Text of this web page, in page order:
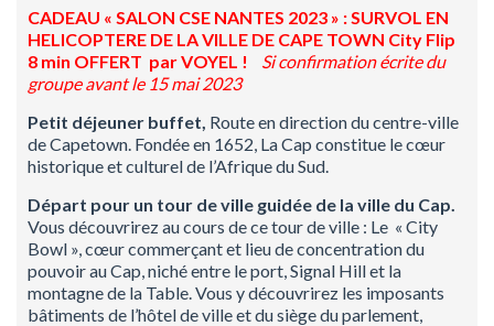
CADEAU « SALON CSE NANTES 2023 » : SURVOL EN
HELICOPTERE DE LA VILLE DE CAPE TOWN City Flip
8 min OFFERT par VOYEL ! Si confirmation écrite du
groupe avant le 15 mai 2023
Petit déjeuner buffet, Route en direction du centre-ville
de Capetown. Fondée en 1652, La Cap constitue le cœur
historique et culturel de l’Afrique du Sud.
Départ pour un tour de ville guidée de la ville du Cap.
Vous découvrirez au cours de ce tour de ville : Le « City
Bowl », cœur commerçant et lieu de concentration du
pouvoir au Cap, niché entre le port, Signal Hill et la
montagne de la Table. Vous y découvrirez les imposants
bâtiments de l’hôtel de ville et du siège du parlement,